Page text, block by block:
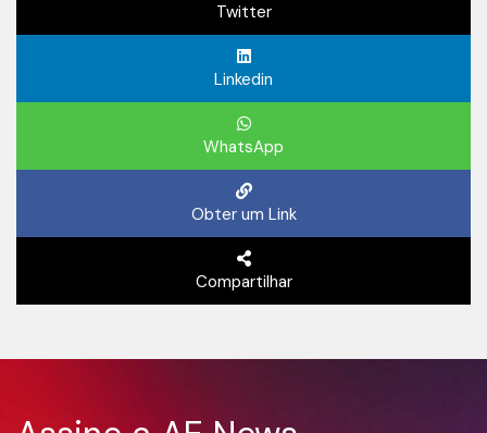
Twitter
Linkedin
WhatsApp
Obter um Link
Compartilhar